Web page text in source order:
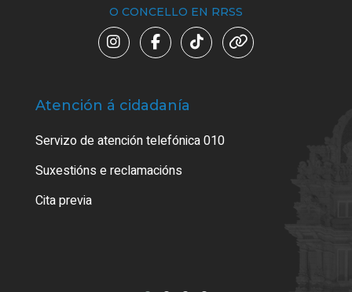
O CONCELLO EN RRSS
Atención á cidadanía
Servizo de atención telefónica 010
Suxestións e reclamacións
Cita previa